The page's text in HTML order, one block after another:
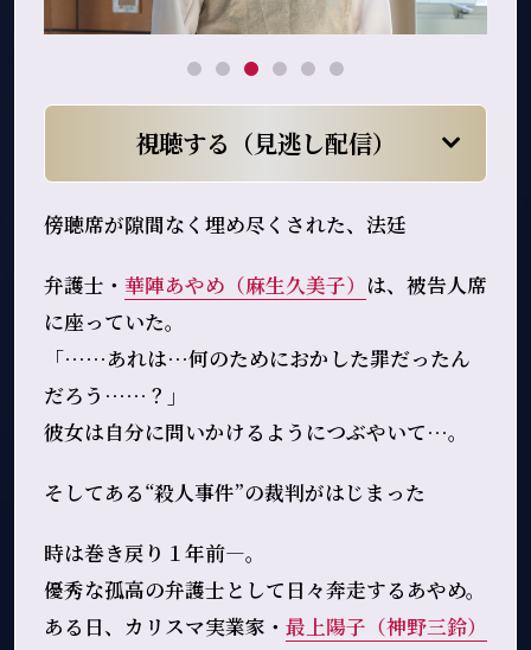
視聴する（見逃し配信）
傍聴席が隙間なく埋め尽くされた、法廷――
弁護士・ 華陣あやめ（麻生久美子） は、被告人席
に座っていた。
「……あれは…何のためにおかした罪だったん
だろう……？」
彼女は自分に問いかけるようにつぶやいて…。
そして――ある“殺人事件”の裁判がはじまった――
時は巻き戻り１年前―。
優秀な孤高の弁護士として日々奔走するあやめ。
ある日、カリスマ実業家・ 最上陽子（神野三鈴）